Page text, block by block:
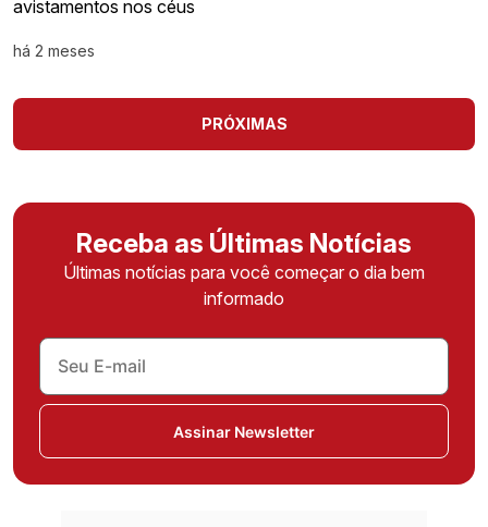
avistamentos nos céus
há 2 meses
PRÓXIMAS
Receba as Últimas Notícias
Últimas notícias para você começar o dia bem
informado
Assinar Newsletter